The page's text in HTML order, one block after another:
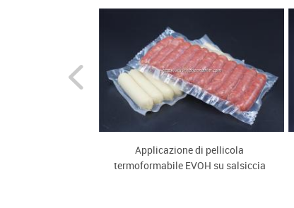
Applicazione di pellicola
termoformabile EVOH su salsiccia